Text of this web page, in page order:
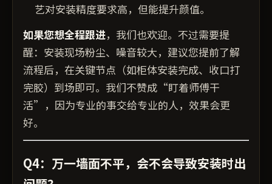
艺对安装精度要求高，但能提升颜值。
如果您想全程跟进，我们也欢迎。不过需要提
醒：安装现场粉尘、噪音较大，建议您提前了解
流程后，在关键节点（如柜体安装完成、收口打
完胶）到场即可。我们不赞成“盯着师傅干
活”，因为专业的事交给专业的人，效果会更
好。
Q4：万一墙面不平，会不会导致安装时出